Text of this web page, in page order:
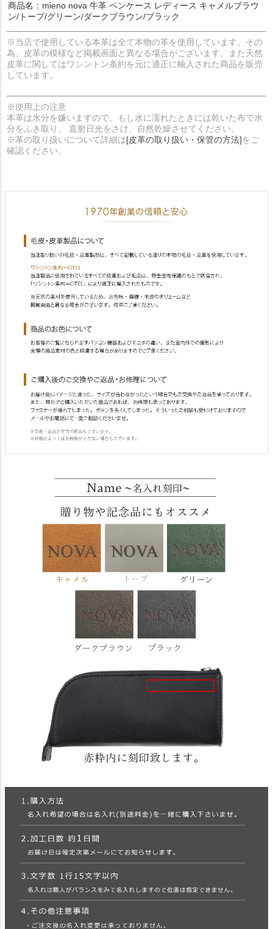
商品名：mieno nova 牛革 ペンケース レディース キャメルブラウ
ン/トープ/グリーン/ダークブラウン/ブラック
※当店で使用している本革は全て本物の革を使用しています。その
為、皮革の模様など掲載画面と異なる場合がございます。また天然
皮革に関してはワシントン条約を元に適正に輸入された商品を販売
しています。
※使用上の注意
本革は水分を嫌いますので、もし水に濡れたときには乾いた布で水
分をふき取り、 直射日光をさけ、自然乾燥させてください。
※革の取り扱いについて詳細は[皮革の取り扱い・保管の方法]をご
確認ください。